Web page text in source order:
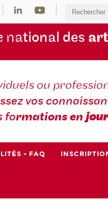
national des
ou
vos
formations en
- FAQ